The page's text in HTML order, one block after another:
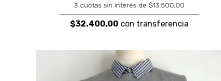
3 cuotas sin interés de $13.500,00
$32.400,00 con transferencia